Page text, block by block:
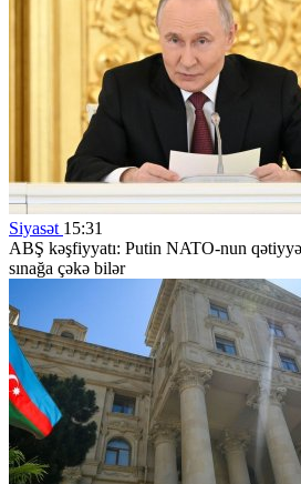
Siyasət 15:31
ABŞ kəşfiyyatı: Putin NATO-nun
sınağa çəkə bilər